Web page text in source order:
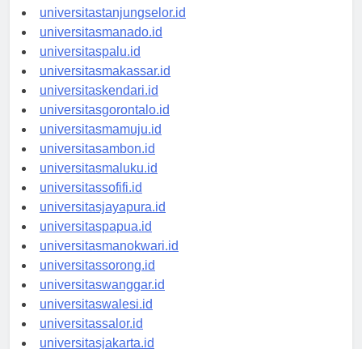
universitasbanjarbaru.id
universitastanjungselor.id
universitasmanado.id
universitaspalu.id
universitasmakassar.id
universitaskendari.id
universitasgorontalo.id
universitasmamuju.id
universitasambon.id
universitasmaluku.id
universitassofifi.id
universitasjayapura.id
universitaspapua.id
universitasmanokwari.id
universitassorong.id
universitaswanggar.id
universitaswalesi.id
universitassalor.id